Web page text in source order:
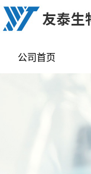
公司首页